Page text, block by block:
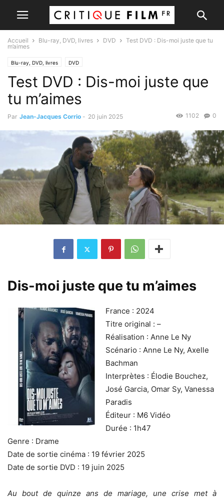
Accueil Blu-ray, DVD, livres DVD
Test DVD : Dis-moi juste que tu
m’aimes
Blu-ray, DVD, livres DVD
Test DVD : Dis-moi juste que
tu m’aimes
Par Jean-Jacques Corrio - 20 juin 2025 0
1102
Dis-moi juste que tu m’aimes
France : 2024
Titre original : –
Réalisation : Anne Le Ny
Scénario : Anne Le Ny, Axelle
Bachman
Interprètes : Élodie Bouchez,
José Garcia, Omar Sy, Vanessa
Paradis
Éditeur : M6 Vidéo
Durée : 1h47
Genre : Drame
Date de sortie cinéma : 19 février 2025
Date de sortie DVD : 19 juin 2025
Au bout de quinze ans de mariage, une crise met à